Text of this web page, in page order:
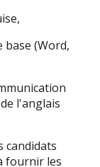
(Word,
l'anglais
candidats
fournir les